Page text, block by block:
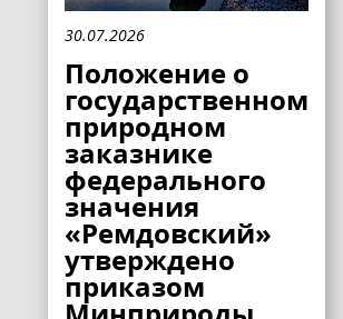
30.07.2026
Положение о
государственном
природном
заказнике
федерального
значения
«Ремдовский»
утверждено
приказом